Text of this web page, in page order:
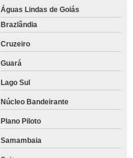
Águas Lindas de Goiás
Brazlândia
Cruzeiro
Guará
Lago Sul
Núcleo Bandeirante
Plano Piloto
Samambaia